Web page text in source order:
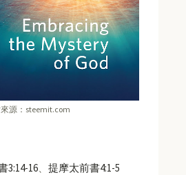
源：steemit.com
3:14-16、提摩太前書4:1-5